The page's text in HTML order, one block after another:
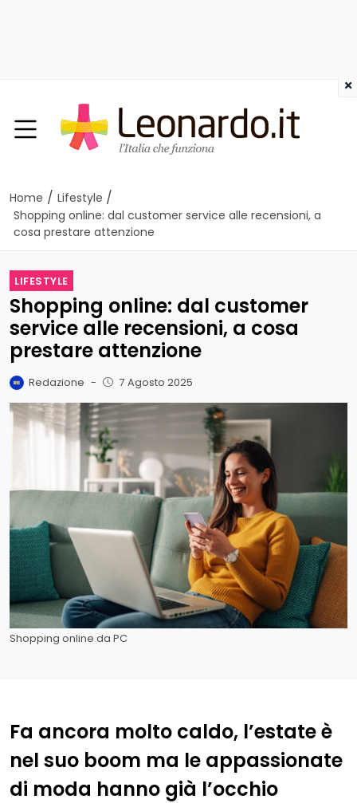
Home / Lifestyle /
Shopping online: dal customer service alle recensioni, a
cosa prestare attenzione
LIFESTYLE
Shopping online: dal customer
service alle recensioni, a cosa
prestare attenzione
Redazione - 7 Agosto 2025
Shopping online da PC
Fa ancora molto caldo, l’estate è
nel suo boom ma le appassionate
di moda hanno già l’occhio
×